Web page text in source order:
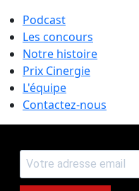
Podcast
Les concours
Notre histoire
Prix Cinergie
L'équipe
Contactez-nous